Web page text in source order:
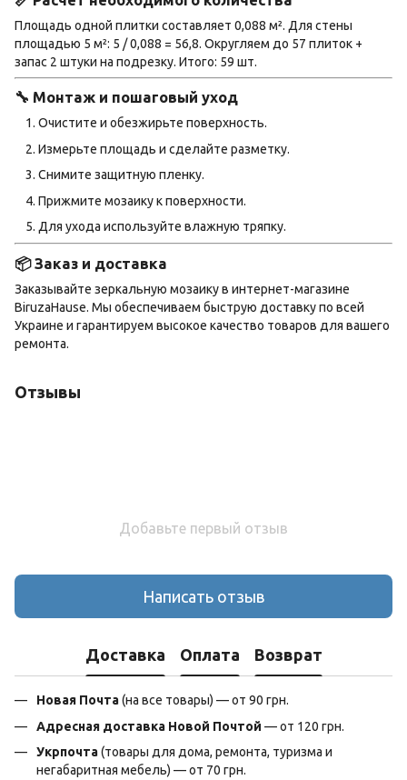
Площадь одной плитки составляет 0,088 м². Для стены
площадью 5 м²: 5 / 0,088 = 56,8. Округляем до 57 плиток +
запас 2 штуки на подрезку. Итого: 59 шт.
🔧 Монтаж и пошаговый уход
Очистите и обезжирьте поверхность.
Измерьте площадь и сделайте разметку.
Снимите защитную пленку.
Прижмите мозаику к поверхности.
Для ухода используйте влажную тряпку.
📦 Заказ и доставка
Заказывайте зеркальную мозаику в интернет-магазине
BiruzaHause. Мы обеспечиваем быструю доставку по всей
Украине и гарантируем высокое качество товаров для вашего
ремонта.
Отзывы
Добавьте первый отзыв
Написать отзыв
Доставка Оплата Возврат
Новая Почта(на все товары) — от 90 грн.
Адресная доставка Новой Почтой — от 120 грн.
Укрпочта(товары для дома, ремонта, туризма и
негабаритная мебель) — от 70 грн.